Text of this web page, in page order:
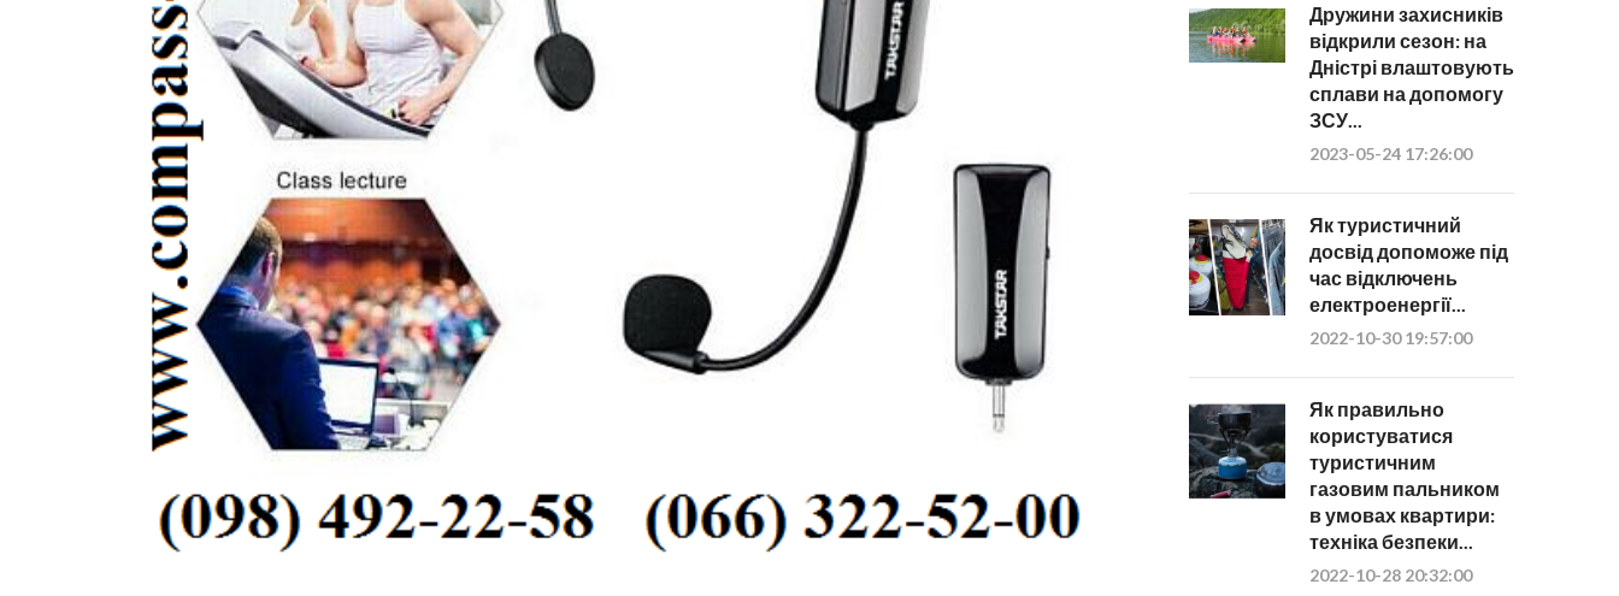
Дружини захисників
відкрили сезон: на
Дністрі влаштовують
сплави на допомогу
ЗСУ...
2023-05-24 17:26:00
Як туристичний
досвід допоможе під
час відключень
електроенергії...
2022-10-30 19:57:00
Як правильно
користуватися
туристичним
газовим пальником
в умовах квартири:
техніка безпеки...
2022-10-28 20:32:00